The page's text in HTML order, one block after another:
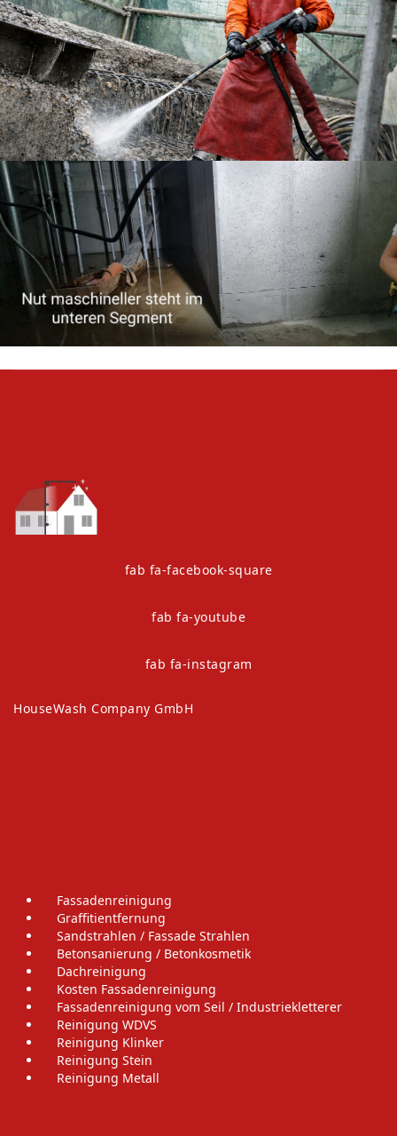
fab fa-facebook-square
fab fa-youtube
fab fa-instagram
HouseWash Company GmbH
Fassadenreinigung
Graffitientfernung
Sandstrahlen / Fassade Strahlen
Betonsanierung / Betonkosmetik
Dachreinigung
Kosten Fassadenreinigung
Fassadenreinigung vom Seil / Industriekletterer
Reinigung WDVS
Reinigung Klinker
Reinigung Stein
Reinigung Metall